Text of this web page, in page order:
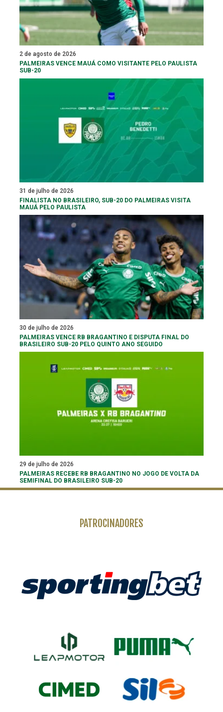
2 de agosto de 2026
PALMEIRAS VENCE MAUÁ COMO VISITANTE PELO PAULISTA
SUB-20
31 de julho de 2026
FINALISTA NO BRASILEIRO, SUB-20 DO PALMEIRAS VISITA
MAUÁ PELO PAULISTA
30 de julho de 2026
PALMEIRAS VENCE RB BRAGANTINO E DISPUTA FINAL DO
BRASILEIRO SUB-20 PELO QUINTO ANO SEGUIDO
29 de julho de 2026
PALMEIRAS RECEBE RB BRAGANTINO NO JOGO DE VOLTA DA
SEMIFINAL DO BRASILEIRO SUB-20
PATROCINADORES